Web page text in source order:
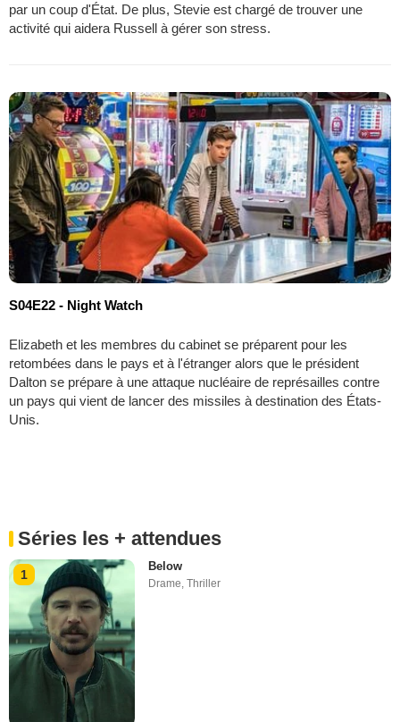
par un coup d'État. De plus, Stevie est chargé de trouver une
activité qui aidera Russell à gérer son stress.
S04E22 - Night Watch
Elizabeth et les membres du cabinet se préparent pour les
retombées dans le pays et à l'étranger alors que le président
Dalton se prépare à une attaque nucléaire de représailles contre
un pays qui vient de lancer des missiles à destination des États-
Unis.
Séries les + attendues
1
Below
Drame ,Thriller